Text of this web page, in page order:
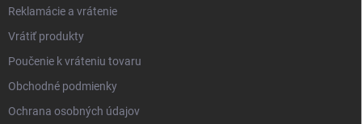
Reklamácie a vrátenie
Vrátiť produkty
Poučenie k vráteniu tovaru
Obchodné podmienky
Ochrana osobných údajov